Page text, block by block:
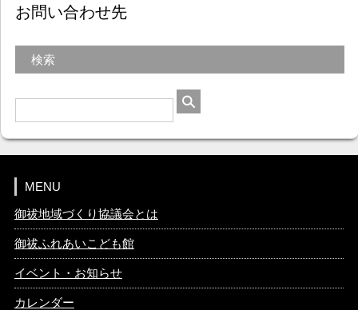
お問い合わせ先
検索
MENU
御祓地域づくり協議会とは
御祓ふれあいこども館
イベント・お知らせ
カレンダー